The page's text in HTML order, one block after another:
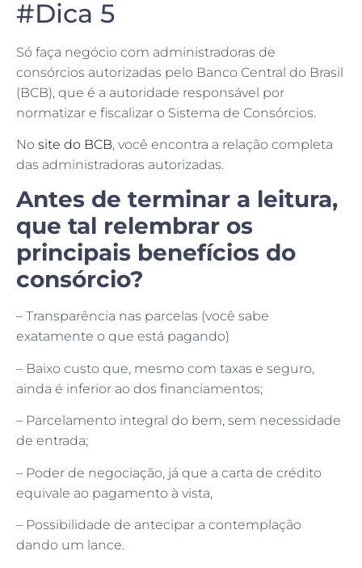
#Dica 5
Só faça negócio com administradoras de
consórcios autorizadas pelo Banco Central do Brasil
(BCB), que é a autoridade responsável por
normatizar e fiscalizar o Sistema de Consórcios.
No site do BCB, você encontra a relação completa
das administradoras autorizadas.
Antes de terminar a leitura,
que tal relembrar os
principais benefícios do
consórcio?
– Transparência nas parcelas (você sabe
exatamente o que está pagando)
– Baixo custo que, mesmo com taxas e seguro,
ainda é inferior ao dos financiamentos;
– Parcelamento integral do bem, sem necessidade
de entrada;
– Poder de negociação, já que a carta de crédito
equivale ao pagamento à vista,
– Possibilidade de antecipar a contemplação
dando um lance.